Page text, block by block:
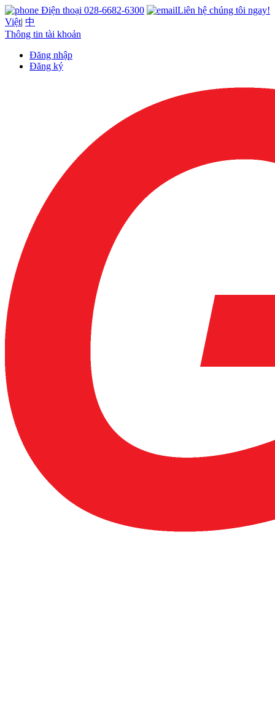
Điện thoại 028-6682-6300
Liên hệ chúng tôi ngay!
Việt| 中
Thông tin tài khoản
Đăng nhập
Đăng ký